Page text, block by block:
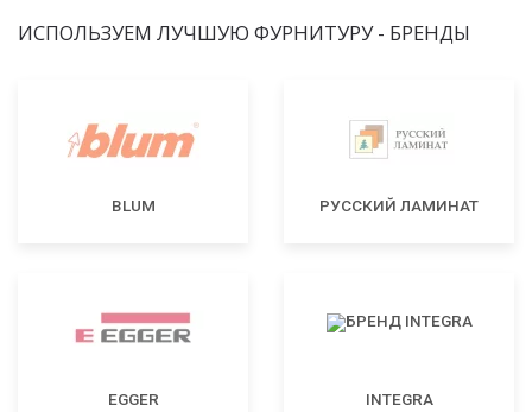
ИСПОЛЬЗУЕМ ЛУЧШУЮ ФУРНИТУРУ - БРЕНДЫ
BLUM РУССКИЙ ЛАМИНАТ
EGGER INTEGRA